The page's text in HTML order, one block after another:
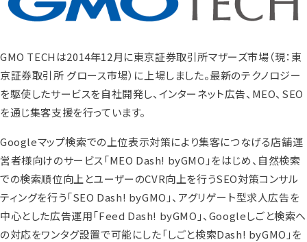
GMO TECHは2014年12月に東京証券取引所マザーズ市場（現：東
京証券取引所 グロース市場）に上場しました。最新のテクノロジー
を駆使したサービスを自社開発し、インターネット広告、MEO、SEO
を通じ集客支援を行っています。
Googleマップ検索での上位表示対策により集客につなげる店舗運
営者様向けのサービス「MEO Dash! byGMO」をはじめ、自然検索
での検索順位向上とユーザーのCVR向上を行うSEO対策コンサル
ティングを行う「SEO Dash! byGMO」、アグリゲート型求人広告を
中心とした広告運用「Feed Dash! byGMO」、Googleしごと検索へ
の対応をワンタグ設置で可能にした「しごと検索Dash! byGMO」を